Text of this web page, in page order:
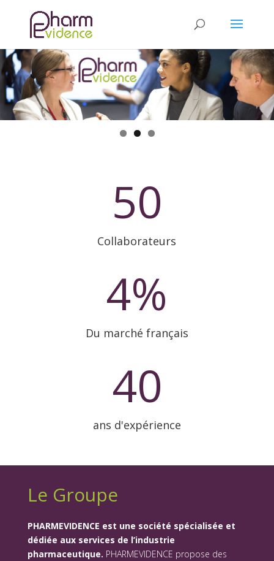
50
Collaborateurs
4%
Du marché français
40
ans d'expérience
Le Groupe
PHARMEVIDENCE est une société spécialisée et
dédiée aux services de l’industrie
pharmaceutique. PHARMEVIDENCE propose des